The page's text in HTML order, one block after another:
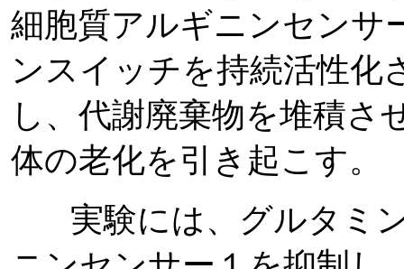
細胞質アルギニンセンサ
ンスイッチを持続活性化
し、代謝廃棄物を堆積さ
体の老化を引き起こす。
実験には、グルタミン